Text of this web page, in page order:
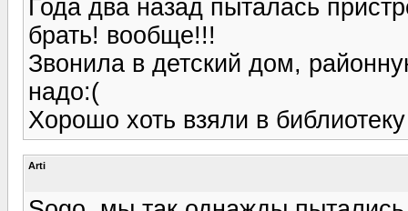
Года два назад пыталась
брать! вообще!!!
Звонила в детский дом,
надо:(
Хорошо хоть взяли в
Arti